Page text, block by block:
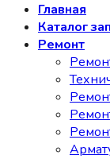
Главная
Каталог
Ремонт